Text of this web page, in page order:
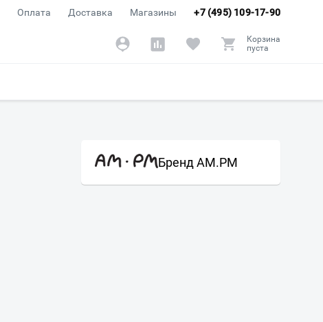
+7 (495) 109-17-90
Оплата Доставка Магазины
Корзина
пуста
Бренд AM.PM